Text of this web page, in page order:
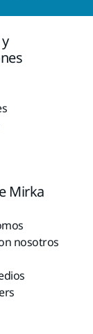
Mirka
nosotros